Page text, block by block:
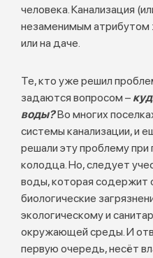
человека. Канализация
незаменимым атрибутом
или на даче.
Те, кто уже решил
задаются вопросом –
воды?Во многих
системы канализации, и
решали эту проблему
колодца. Но, следует
воды, которая содержит
биологические
экологическому и
окружающей среды. И
первую очередь, несёт